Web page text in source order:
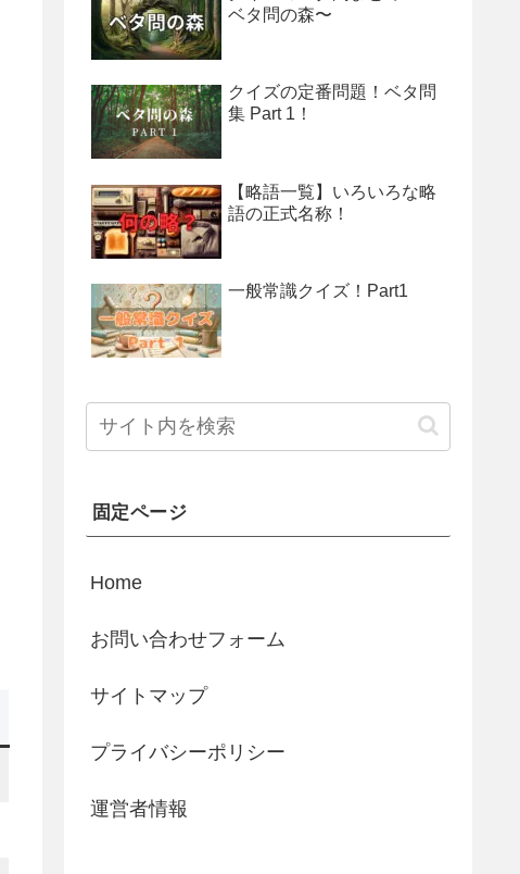
ベタ問の森〜
クイズの定番問題！ベタ問
集 Part 1！
【略語一覧】いろいろな略
語の正式名称！
一般常識クイズ！Part1
固定ページ
Home
お問い合わせフォーム
サイトマップ
プライバシーポリシー
運営者情報